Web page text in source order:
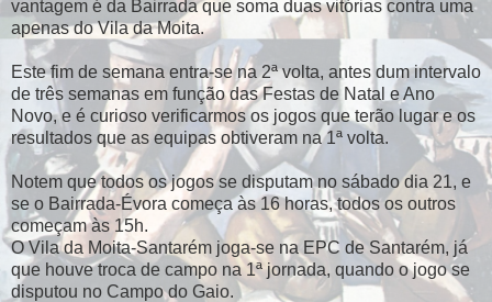
vantagem é da Bairrada que soma duas vitórias contra uma
apenas do Vila da Moita.
Este fim de semana entra-se na 2ª volta, antes dum intervalo
de três semanas em função das Festas de Natal e Ano
Novo, e é curioso verificarmos os jogos que terão lugar e os
resultados que as equipas obtiveram na 1ª volta.
Notem que todos os jogos se disputam no sábado dia 21, e
se o Bairrada-Évora começa às 16 horas, todos os outros
começam às 15h.
O Vila da Moita-Santarém joga-se na EPC de Santarém, já
que houve troca de campo na 1ª jornada, quando o jogo se
disputou no Campo do Gaio.